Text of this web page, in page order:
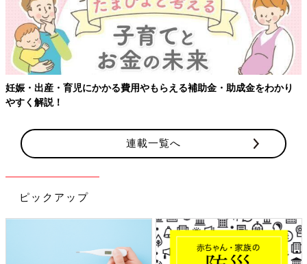
金をわかり 【ワクチン接種できるものも】妊婦の感染症対策、
連載一覧へ
ピックアップ